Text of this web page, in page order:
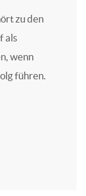
zu den
als
wenn
führen.